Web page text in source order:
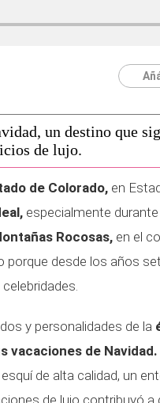
un destino que
de lujo.
de Colorado, en
especialmente
Rocosas, en el
porque desde los años
y personalidades de la
vacaciones de Navidad.
de alta calidad, un
de lujo contribuyó a